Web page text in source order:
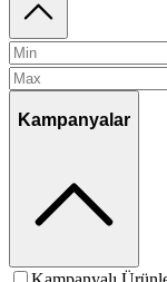
Kampanyalar